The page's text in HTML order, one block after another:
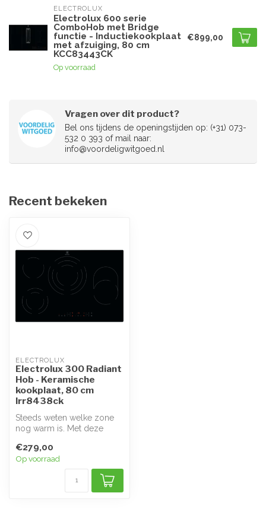
ELECTROLUX
Electrolux 600 serie
ComboHob met Bridge
functie - Inductiekookplaat
met afzuiging, 80 cm
KCC83443CK
Op voorraad
€899,00
Vragen over dit product?
Bel ons tijdens de openingstijden op: (+31) 073-
532 0 393 of mail naar:
info@voordeligwitgoed.nl
Recent bekeken
ELECTROLUX
Electrolux 300 Radiant
Hob - Keramische
kookplaat, 80 cm
lrr8438ck
Steeds weten welke zone
nog warm is. Met deze
welke zone...
€279,00
Op voorraad